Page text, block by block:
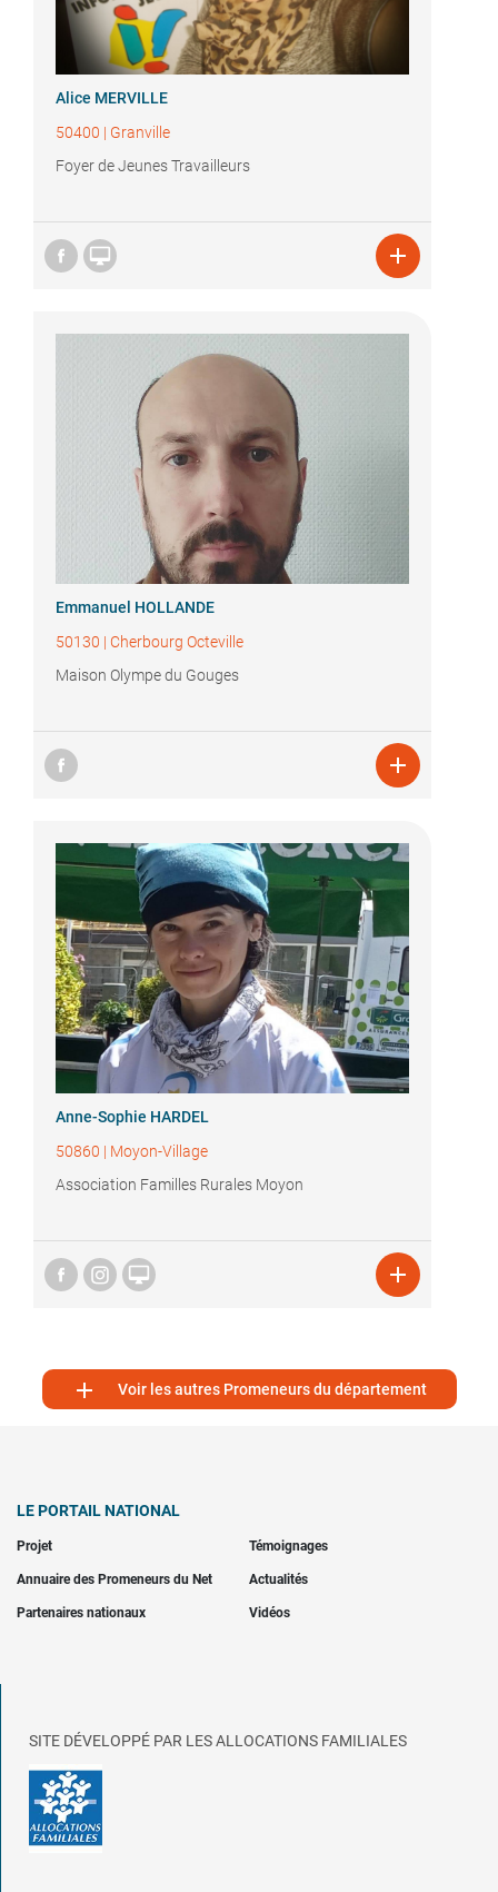
Alice MERVILLE
50400 | Granville
Foyer de Jeunes Travailleurs
 
Emmanuel HOLLANDE
50130 | Cherbourg Octeville
Maison Olympe du Gouges

Anne-Sophie HARDEL
50860 | Moyon-Village
Association Familles Rurales Moyon
 
 Voir les autres Promeneurs du département
LE PORTAIL NATIONAL
Projet Témoignages
Annuaire des Promeneurs du Net Actualités
Partenaires nationaux Vidéos
SITE DÉVELOPPÉ PAR LES ALLOCATIONS FAMILIALES